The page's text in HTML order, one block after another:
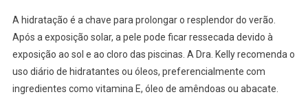
A hidratação é a chave para prolongar o resplendor do verão.
Após a exposição solar, a pele pode ficar ressecada devido à
exposição ao sol e ao cloro das piscinas. A Dra. Kelly recomenda o
uso diário de hidratantes ou óleos, preferencialmente com
ingredientes como vitamina E, óleo de amêndoas ou abacate.